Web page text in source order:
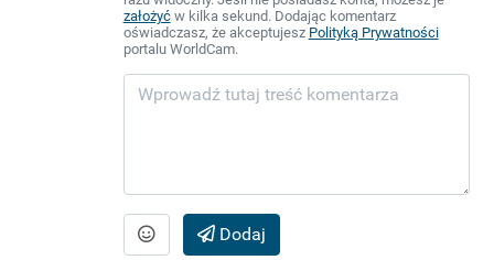
założyćw kilka sekund. Dodając komentarz
oświadczasz, że akceptujesz Polityką Prywatności
portalu WorldCam.
Dodaj